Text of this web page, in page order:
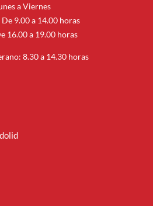
a Viernes
9.00 a 14.00 horas
16.00 a 19.00 horas
8.30 a 14.30 horas